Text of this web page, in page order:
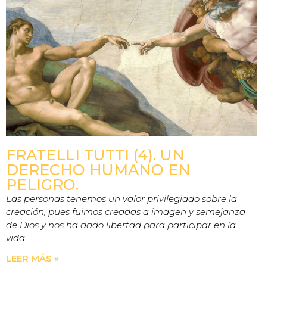
FRATELLI TUTTI (4). UN
DERECHO HUMANO EN
PELIGRO.
Las personas tenemos un valor privilegiado sobre la
creación, pues fuimos creadas a imagen y semejanza
de Dios y nos ha dado libertad para participar en la
vida.
LEER MÁS »